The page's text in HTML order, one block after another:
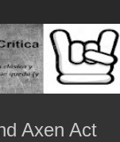
Axen Act